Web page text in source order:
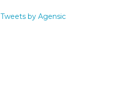
Tweets by Agensic